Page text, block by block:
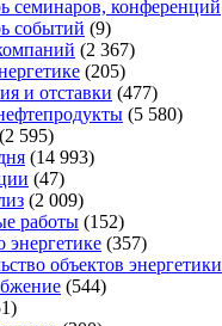
семинаров, конференций
событий (9)
(2 367)
(205)
и отставки (477)
(5 580)
(2 595)
(14 993)
(47)
(2 009)
работы (152)
энергетике (357)
объектов энергетики
(544)